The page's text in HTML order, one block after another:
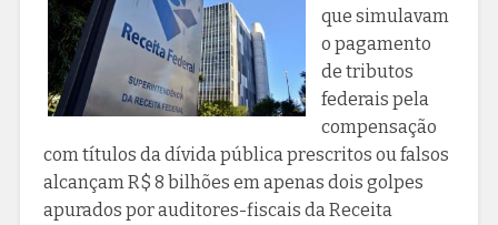
que simulavam
o pagamento
de tributos
federais pela
compensação
com títulos da dívida pública prescritos ou falsos
alcançam R$ 8 bilhões em apenas dois golpes
apurados por auditores-fiscais da Receita